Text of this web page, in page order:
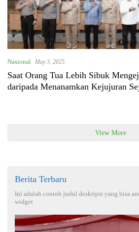
Nasional May 3, 2025
Saat Orang Tua Lebih Sibuk
daripada Menanamkan Kejujuran
View More
Berita Terbaru
Ini adalah contoh judul deskripsi yang bisa
widget